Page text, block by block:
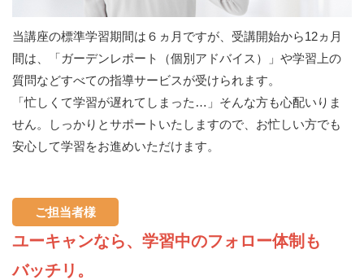
当講座の標準学習期間は６ヵ月ですが、受講開始から12ヵ月
間は、「ガーデンレポート（個別アドバイス）」や学習上の
質問などすべての指導サービスが受けられます。
「忙しくて学習が遅れてしまった…」そんな方も心配いりま
せん。しっかりとサポートいたしますので、お忙しい方でも
安心して学習をお進めいただけます。
ご担当者様
ユーキャンなら、学習中のフォロー体制も
バッチリ。